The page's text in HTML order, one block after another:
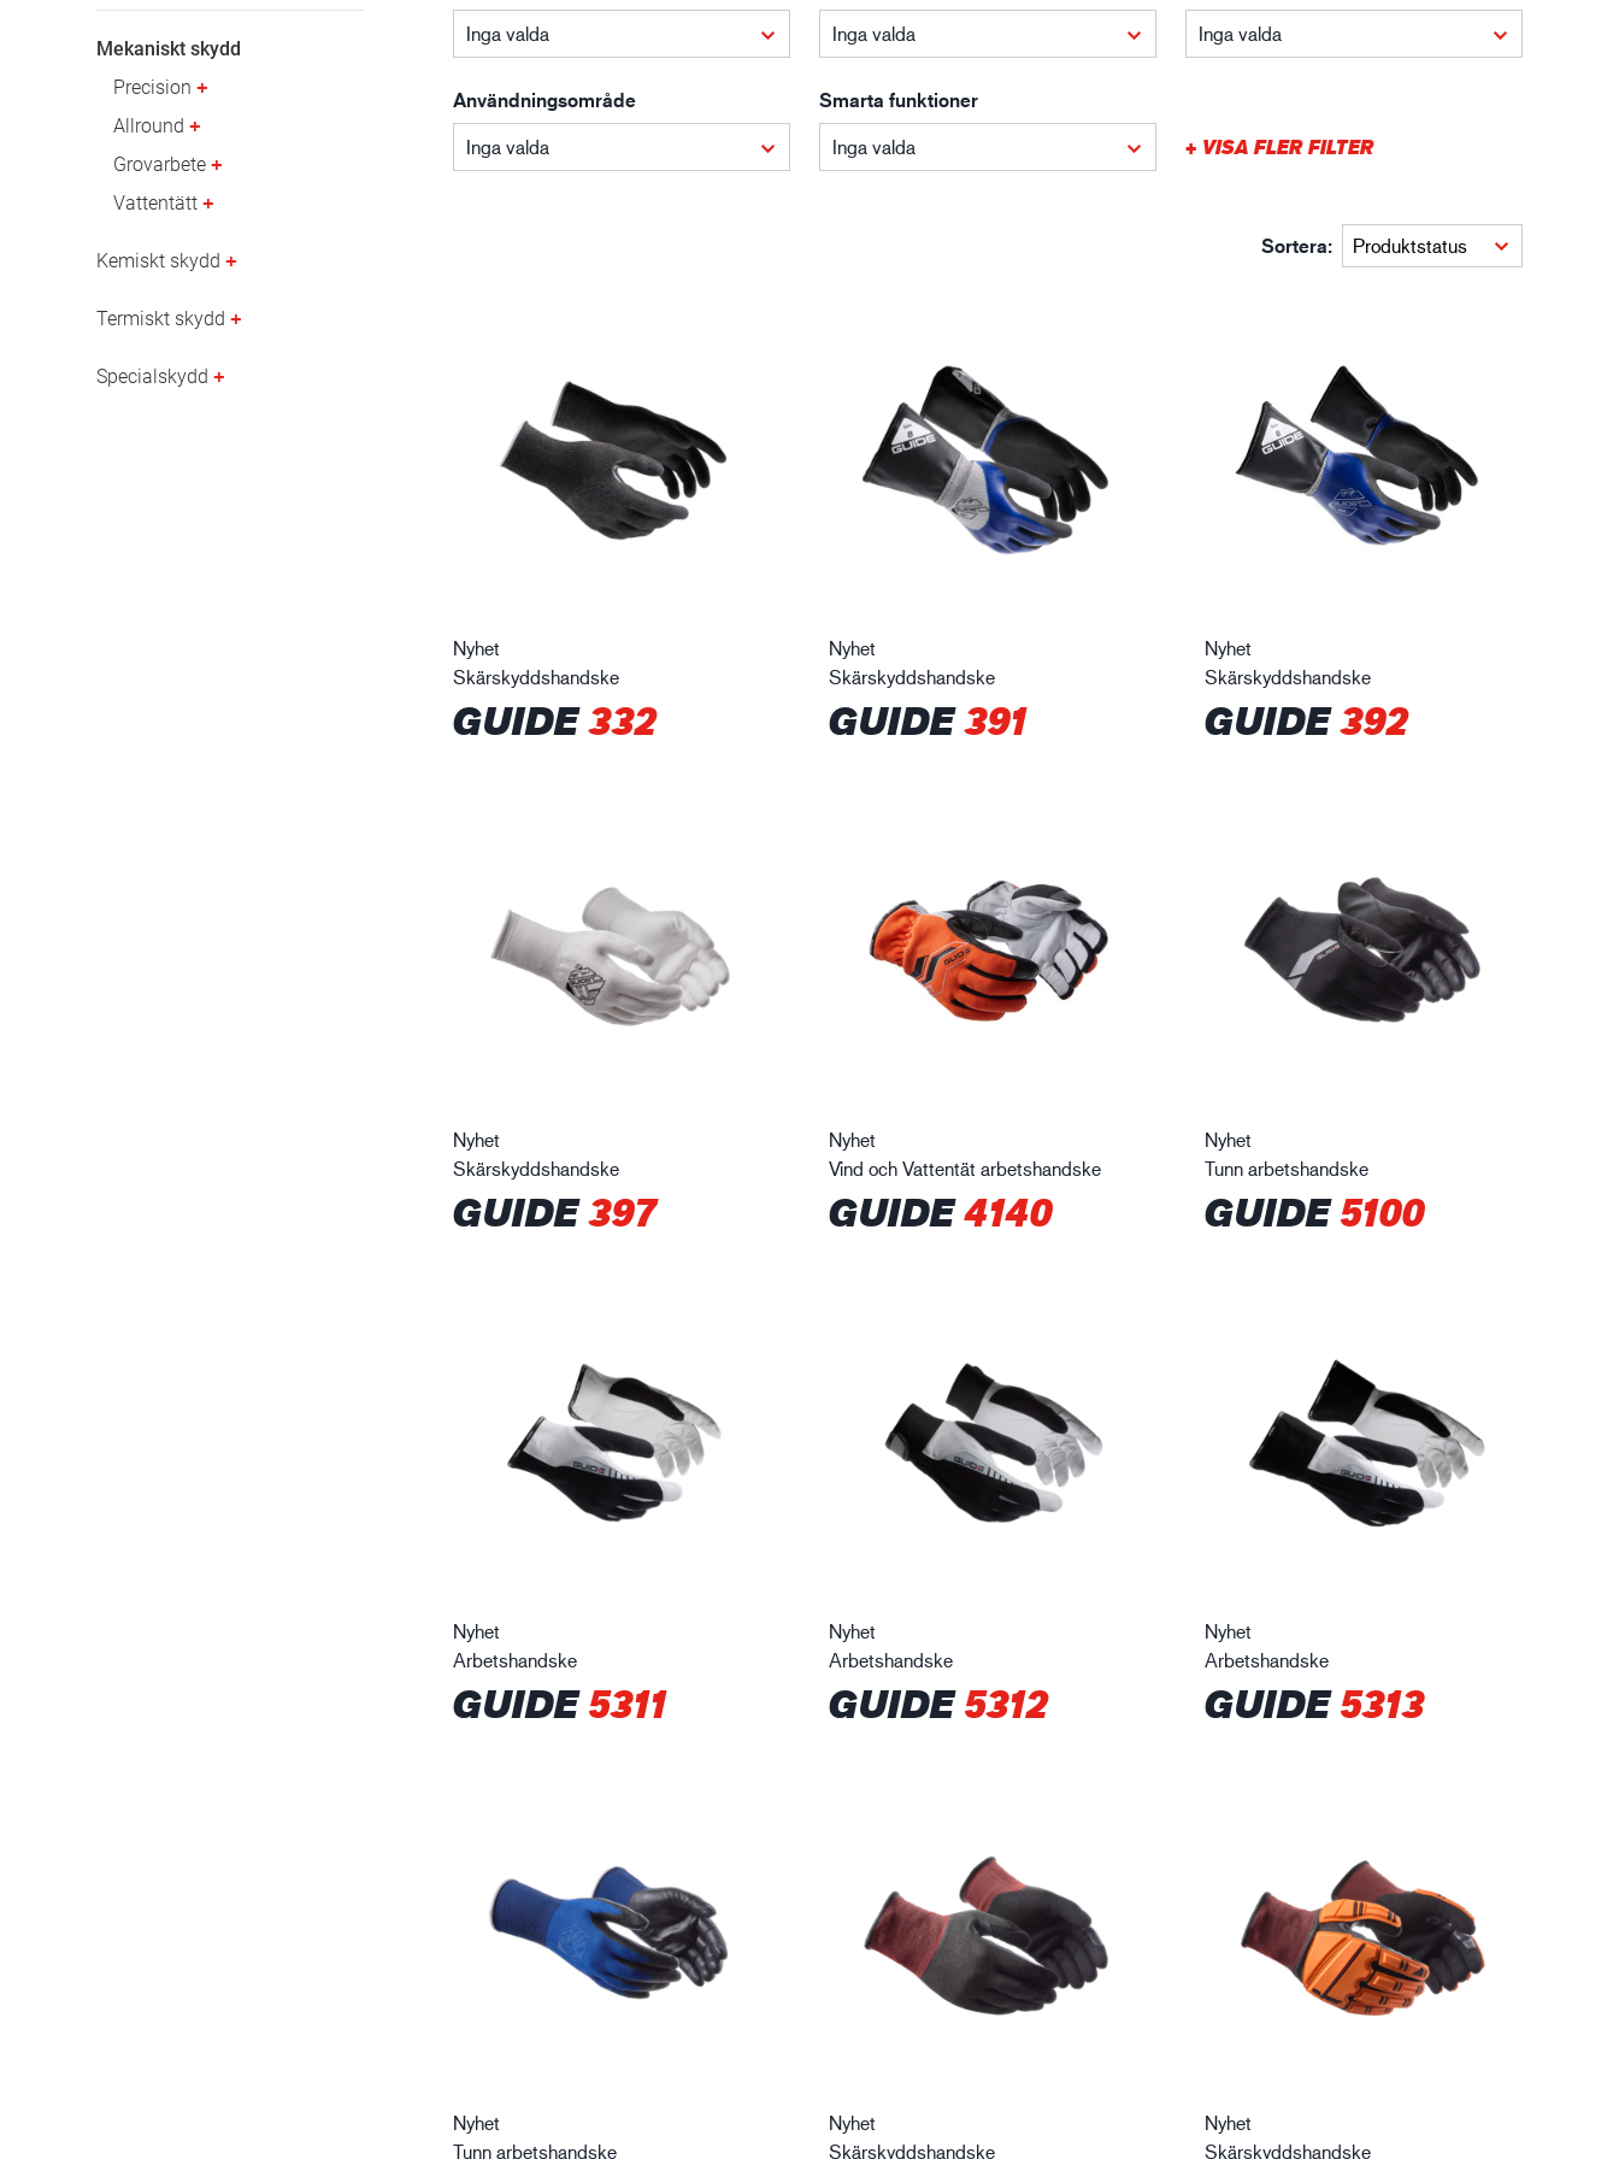
Olje- och gasindustri Bygg- och anläggning Logistik
Mekaniskt skydd
Precision
Allround
Grovarbete
Vattentätt
Kemiskt skydd
Termiskt skydd
Specialskydd
Inga valda Inga valda Inga valda
Användningsområde
Inga valda
Smarta funktioner
Inga valda + VISA FLER FILTER
Sortera:
Nyhet
Skärskyddshandske
GUIDE332
Nyhet
Skärskyddshandske
GUIDE391
Nyhet
Skärskyddshandske
GUIDE392
Nyhet
Skärskyddshandske
GUIDE397
Nyhet
Vind och Vattentät arbetshandske
GUIDE4140
Nyhet
Tunn arbetshandske
GUIDE5100
Nyhet
Arbetshandske
GUIDE5311
Nyhet
Arbetshandske
GUIDE5312
Nyhet
Arbetshandske
GUIDE5313
Nyhet
Tunn arbetshandske
Nyhet
Skärskyddshandske
Nyhet
Skärskyddshandske